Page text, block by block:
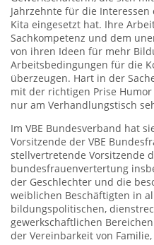
Jahrzehnte für die
Kita eingesetzt hat. Ihre
Sachkompetenz und dem
von ihren Ideen für mehr
Arbeitsbedingungen für die
überzeugen. Hart in der
mit der richtigen Prise
nur am Verhandlungstisch
Im VBE Bundesverband hat
Vorsitzende der VBE
stellvertretende Vorsitzende
bundesfrauenvertertung
der Geschlechter und die
weiblichen Beschäftigten in
bildungspolitischen,
gewerkschaftlichen
der Vereinbarkeit von